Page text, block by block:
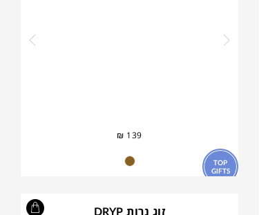
₪ 139
TOP
GIFTS
זוג נרות DRYP